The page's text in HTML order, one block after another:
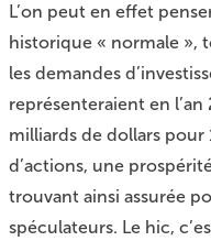
L’on peut en effet
historique « normale »,
les demandes
représenteraient en
milliards de dollars pour
d’actions, une
trouvant ainsi assurée
spéculateurs. Le hic,